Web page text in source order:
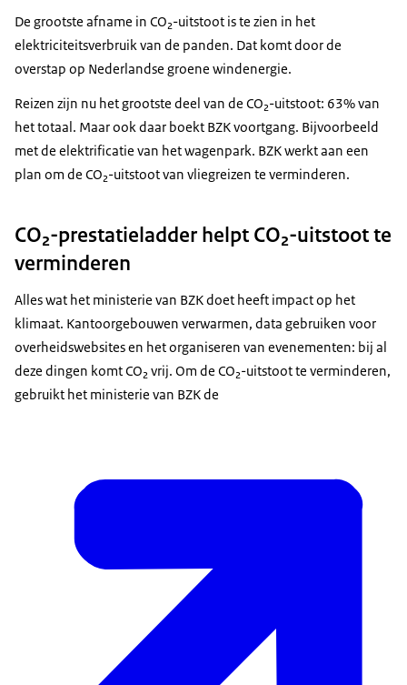
2020 8772 2486 846 889
20219822 2792 1001 1081
2022 13124 2012 3170
2023 11378 1875 4545 1276
83
20242411 1856 4410 1447 99
De grootste afname in CO₂-uitstoot is te zien in het
elektriciteitsverbruik van de panden. Dat komt door de
overstap op Nederlandse groene windenergie.
Reizen zijn nu het grootste deel van de CO₂-uitstoot: 63% van
het totaal. Maar ook daar boekt BZK voortgang. Bijvoorbeeld
met de elektrificatie van het wagenpark. BZK werkt aan een
plan om de CO₂-uitstoot van vliegreizen te verminderen.
CO₂-prestatieladder helpt CO₂-uitstoot te
verminderen
Alles wat het ministerie van BZK doet heeft impact op het
klimaat. Kantoorgebouwen verwarmen, data gebruiken voor
overheidswebsites en het organiseren van evenementen: bij al
deze dingen komt CO₂ vrij. Om de CO₂-uitstoot te verminderen,
gebruikt het ministerie van BZK de